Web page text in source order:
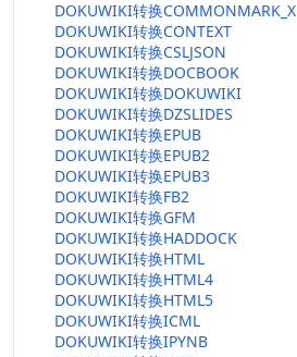
DOKUWIKI转换COMMONMARK_X
DOKUWIKI转换CONTEXT
DOKUWIKI转换CSLJSON
DOKUWIKI转换DOCBOOK
DOKUWIKI转换DOKUWIKI
DOKUWIKI转换DZSLIDES
DOKUWIKI转换EPUB
DOKUWIKI转换EPUB2
DOKUWIKI转换EPUB3
DOKUWIKI转换FB2
DOKUWIKI转换GFM
DOKUWIKI转换HADDOCK
DOKUWIKI转换HTML
DOKUWIKI转换HTML4
DOKUWIKI转换HTML5
DOKUWIKI转换ICML
DOKUWIKI转换IPYNB